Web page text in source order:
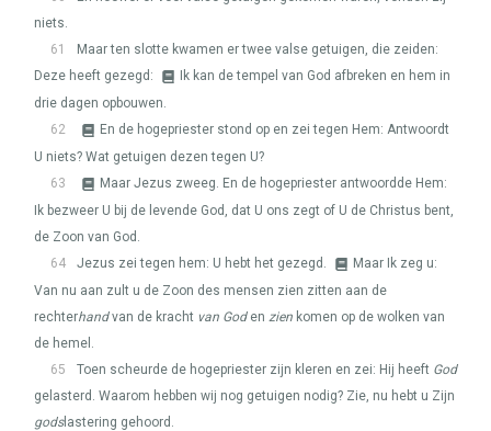
niets.
61
Maar ten slotte kwamen er twee valse getuigen, die zeiden:
Deze heeft gezegd:
Ik kan de tempel van God afbreken en hem in
drie dagen opbouwen.
62
En de hogepriester stond op en zei tegen Hem: Antwoordt
U niets? Wat getuigen dezen tegen U?
63
Maar Jezus zweeg. En de hogepriester antwoordde Hem:
Ik bezweer U bij de levende God, dat U ons zegt of U de Christus bent,
de Zoon van God.
64
Jezus zei tegen hem: U hebt het gezegd.
Maar Ik zeg u:
Van nu aan zult u de Zoon des mensen zien zitten aan de
rechterhandvan de kracht van Goden zien komen op de wolken van
de hemel.
65
Toen scheurde de hogepriester zijn kleren en zei: Hij heeft God
gelasterd. Waarom hebben wij nog getuigen nodig? Zie, nu hebt u Zijn
godslastering gehoord.